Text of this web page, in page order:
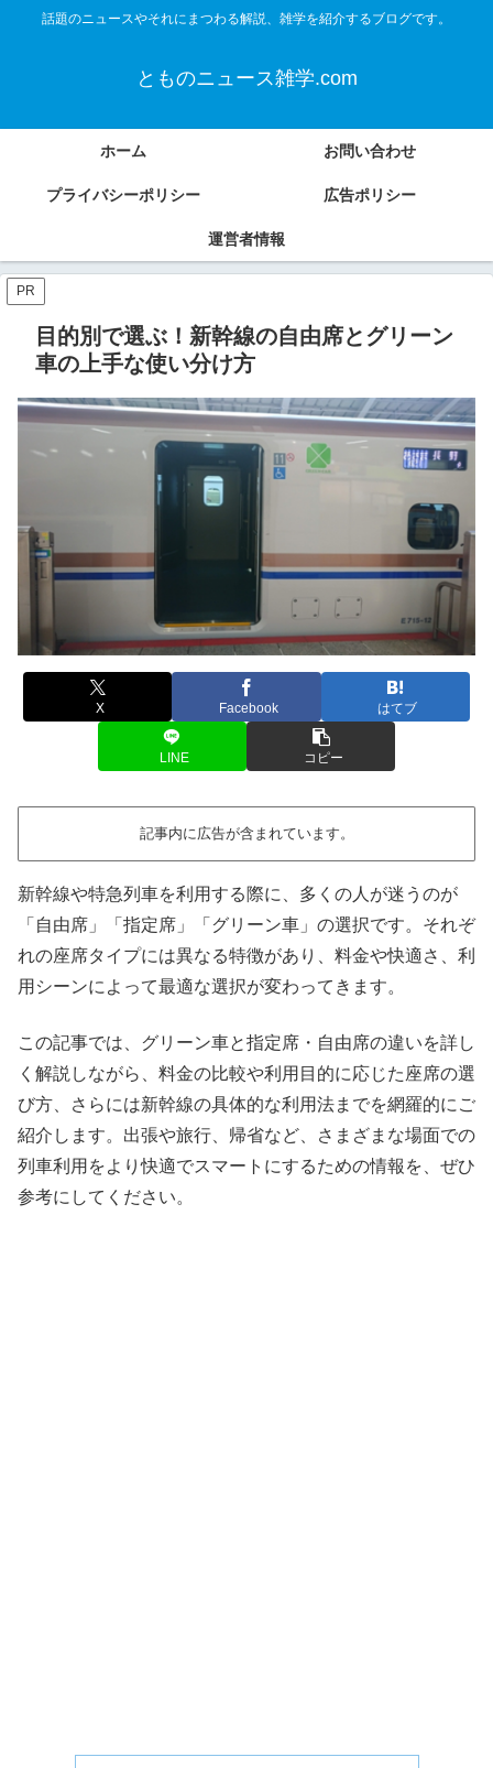
話題のニュースやそれにまつわる解説、雑学を紹介するブログです。
とものニュース雑学.com
ホーム お問い合わせ
プライバシーポリシー 広告ポリシー
運営者情報
PR
目的別で選ぶ！新幹線の自由席とグリーン
車の上手な使い分け方
X Facebook はてブ
LINE コピー
記事内に広告が含まれています。
新幹線や特急列車を利用する際に、多くの人が迷うのが
「自由席」「指定席」「グリーン車」の選択です。それぞ
れの座席タイプには異なる特徴があり、料金や快適さ、利
用シーンによって最適な選択が変わってきます。
この記事では、グリーン車と指定席・自由席の違いを詳し
く解説しながら、料金の比較や利用目的に応じた座席の選
び方、さらには新幹線の具体的な利用法までを網羅的にご
紹介します。出張や旅行、帰省など、さまざまな場面での
列車利用をより快適でスマートにするための情報を、ぜひ
参考にしてください。